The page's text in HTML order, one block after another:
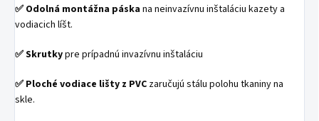
✅ Odolná montážna páska na neinvazívnu inštaláciu kazety a
vodiacich líšt.
✅Skrutkypre prípadnú invazívnu inštaláciu
✅ Ploché vodiace lišty z PVC zaručujú stálu polohu tkaniny na
skle.